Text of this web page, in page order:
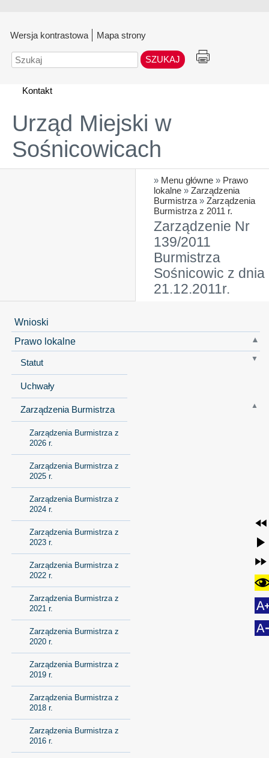
Wersja kontrastowa Mapa strony
Szukaj
Kontakt
Urząd Miejski w
Sośnicowicach
» Menu główne » Prawo
lokalne » Zarządzenia
Burmistrza » Zarządzenia
Burmistrza z 2011 r.
Zarządzenie Nr
139/2011
Burmistrza
Sośnicowic z dnia
21.12.2011r.
Wnioski
Prawo lokalne
Statut
Uchwały
Zarządzenia Burmistrza
Zarządzenia Burmistrza z
2026 r.
Zarządzenia Burmistrza z
2025 r.
Zarządzenia Burmistrza z
2024 r.
Zarządzenia Burmistrza z
2023 r.
Zarządzenia Burmistrza z
2022 r.
Zarządzenia Burmistrza z
2021 r.
Zarządzenia Burmistrza z
2020 r.
Zarządzenia Burmistrza z
2019 r.
Zarządzenia Burmistrza z
2018 r.
Zarządzenia Burmistrza z
2016 r.